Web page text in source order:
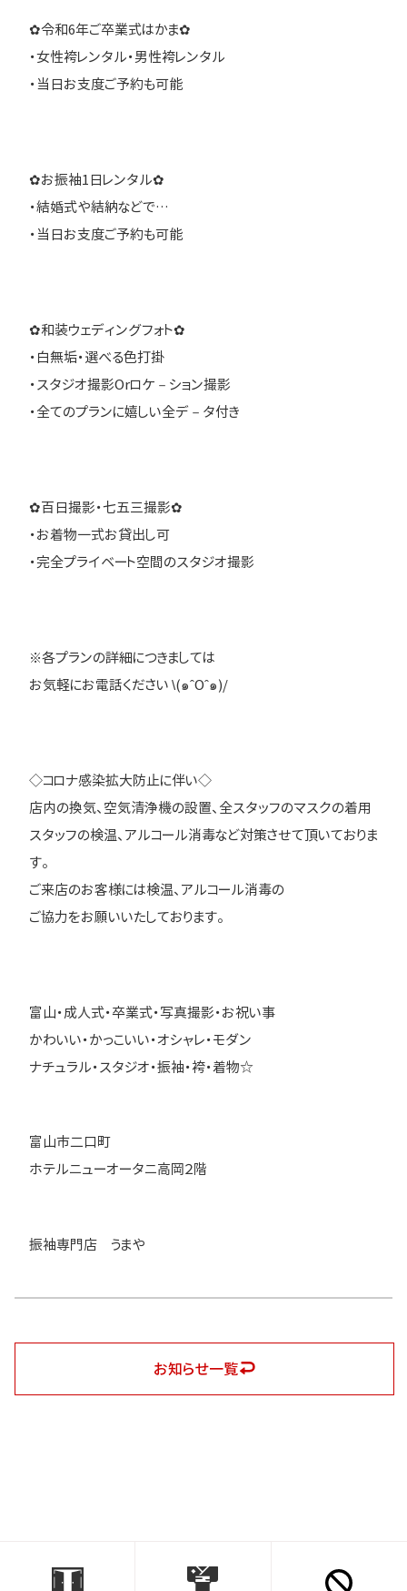
✿令和6年ご卒業式はかま✿
・女性袴レンタル・男性袴レンタル
・当日お支度ご予約も可能
✿お振袖1日レンタル✿
・結婚式や結納などで…
・当日お支度ご予約も可能
✿和装ウェディングフォト✿
・白無垢・選べる色打掛
・スタジオ撮影Orロケ－ション撮影
・全てのプランに嬉しい全デ－タ付き
✿百日撮影・七五三撮影✿
・お着物一式お貸出し可
・完全プライベート空間のスタジオ撮影
※各プランの詳細につきましては
お気軽にお電話ください \(๑ˆOˆ๑)/
◇コロナ感染拡大防止に伴い◇
店内の換気、空気清浄機の設置、全スタッフのマスクの着用
スタッフの検温、アルコール消毒など対策させて頂いておりま
す。
ご来店のお客様には検温、アルコール消毒の
ご協力をお願いいたしております。
富山・成人式・卒業式・写真撮影・お祝い事
かわいい・かっこいい・オシャレ・モダン
ナチュラル・スタジオ・振袖・袴・着物☆
富山市二口町
ホテルニューオータニ高岡２階
振袖専門店 うまや
お知らせ一覧